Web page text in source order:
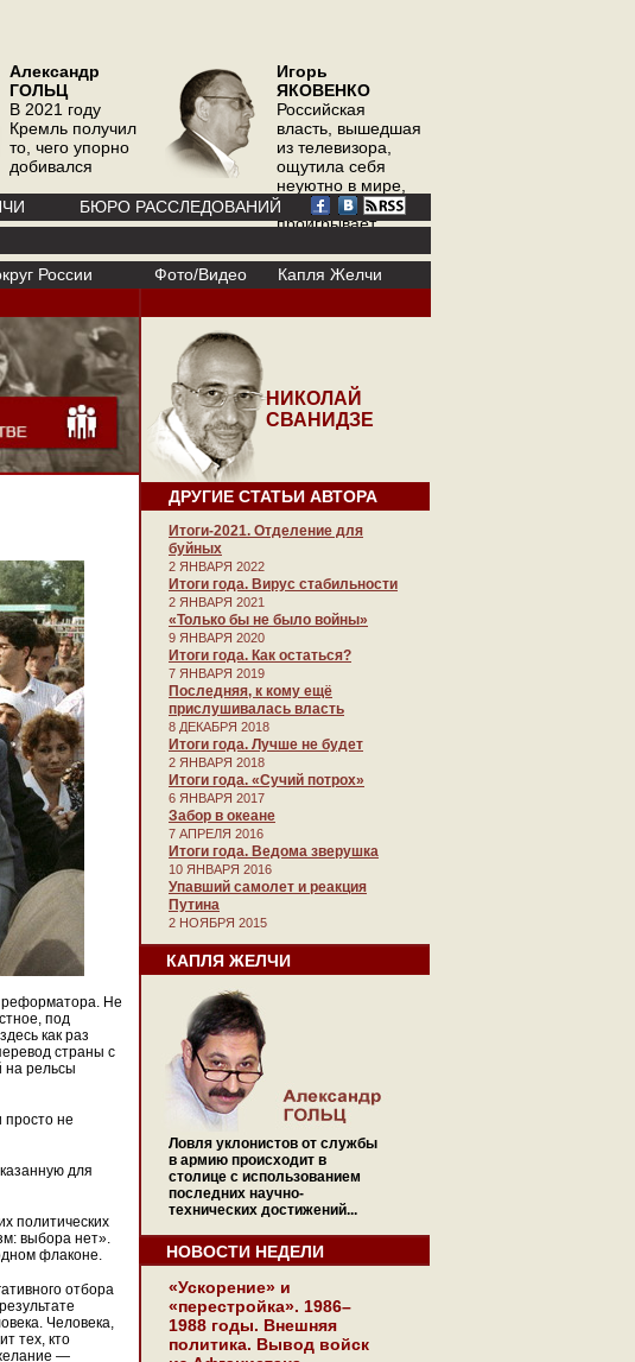
Александр
ГОЛЬЦ
В 2021 году
Кремль получил
то, чего упорно
добивался
Игорь
ЯКОВЕНКО
Российская
власть, вышедшая
из телевизора,
ощутила себя
неуютно в мире,
где телевизор
проигрывает
БЮРО РАССЛЕДОВАНИЙ
России Фото/Видео
Капля Желчи
реформатора. Не
под
как раз
страны с
на рельсы
не
для
политических
выбора нет».
флаконе.
отбора
Человека,
тех, кто
—
НИКОЛАЙ
СВАНИДЗЕ
ДРУГИЕ СТАТЬИ АВТОРА
Итоги-2021. Отделение для
буйных
2 ЯНВАРЯ 2022
Итоги года. Вирус стабильности
2 ЯНВАРЯ 2021
«Только бы не было войны»
9 ЯНВАРЯ 2020
Итоги года. Как остаться?
7 ЯНВАРЯ 2019
Последняя, к кому ещё
прислушивалась власть
8 ДЕКАБРЯ 2018
Итоги года. Лучше не будет
2 ЯНВАРЯ 2018
Итоги года. «Сучий потрох»
6 ЯНВАРЯ 2017
Забор в океане
7 АПРЕЛЯ 2016
Итоги года. Ведома зверушка
10 ЯНВАРЯ 2016
Упавший самолет и реакция
Путина
2 НОЯБРЯ 2015
КАПЛЯ ЖЕЛЧИ
Ловля уклонистов от службы
в армию происходит в
столице с использованием
последних научно-
технических достижений...
НОВОСТИ НЕДЕЛИ
«Ускорение» и
«перестройка». 1986–
1988 годы. Внешняя
политика. Вывод войск